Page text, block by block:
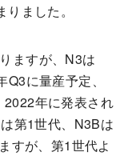
ました。
ますが、N3は
に量産予定、
年に発表され
第1世代、N3Bは
すが、第1世代よ